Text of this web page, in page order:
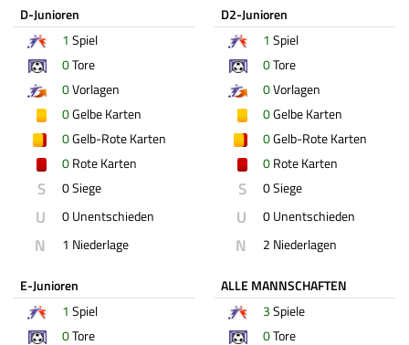
D-Junioren
1 Spiel
0Tore
0Vorlagen
0Gelbe Karten
0Gelb-Rote Karten
0Rote Karten
S 0 Siege
U 0 Unentschieden
N 1 Niederlage
D2-Junioren
1 Spiel
0Tore
0Vorlagen
0Gelbe Karten
0Gelb-Rote Karten
0Rote Karten
S 0 Siege
U 0 Unentschieden
N 2 Niederlagen
E-Junioren
1 Spiel
0Tore
ALLE MANNSCHAFTEN
3Spiele
0Tore